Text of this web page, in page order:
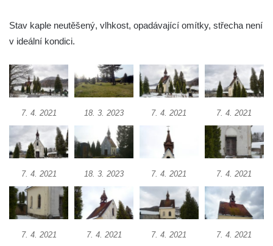
Popravní brána
Křížová cesta Římov – XX. kaple – Svatá
Křížová cesta Římov – XIX. kaple – Kristus
kříž nesoucí potkává Pannu Marii
Křížová cesta Římov – XVIII. kaple – Na
Ježíše vložen kříž
Křížová cesta Římov – XVII. kaple – Velký
Stav kaple neutěšený, vlhkost, opadávající omítky, střecha není
v ideální kondici.
7. 4. 2021 18. 3. 2023 7. 4. 2021 7. 4. 2021
7. 4. 2021 18. 3. 2023 7. 4. 2021 7. 4. 2021
7. 4. 2021 7. 4. 2021 7. 4. 2021 7. 4. 2021